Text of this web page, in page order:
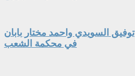
توفيق السويدي واحمد مختار بابان
في محكمة الشعب